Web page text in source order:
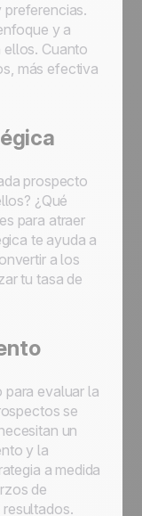
y a
ellos. Cuanto
más efectiva
prospecto
¿Qué
para atraer
te ayuda a
a los
tu tasa de
para evaluar la
se
un
y la
a medida
de